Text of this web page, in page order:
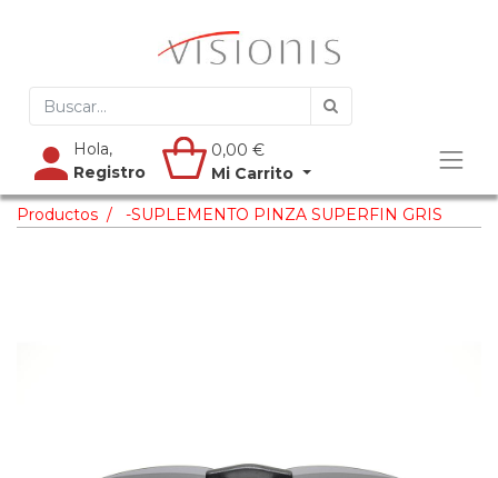
Hola,
Registro
0,00 €
Mi Carrito
Productos -SUPLEMENTO PINZA SUPERFIN GRIS